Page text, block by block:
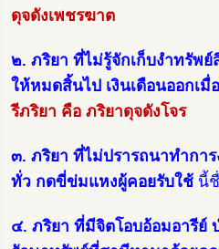
ดุจดังเพชรฆาต
๒. ภริยา ที่ไม่รู้จักเก็บงำทรัพ
ให้หมดสิ้นไป เงินเดือนออกเมื่
รีภริยา คือ ภริยาดุจดังโจร
๓. ภริยา ที่ไม่ปรารถนาทำกา
ทั่ว กดขี่ข่มแหงผู้คอยรับใช้ นี้
๔. ภริยา ที่มีจิตโอบอ้อมอารีย์